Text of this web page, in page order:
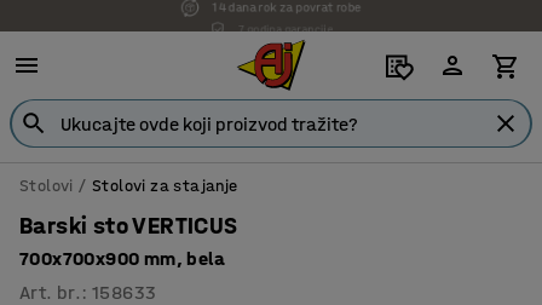
7 godina garancije
Stolovi Stolovi za stajanje
Barski sto VERTICUS
700x700x900 mm, bela
Art. br. :158633